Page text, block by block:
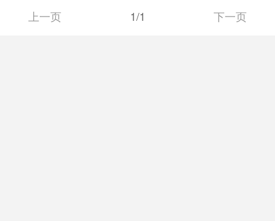
上一页 1/1 下一页